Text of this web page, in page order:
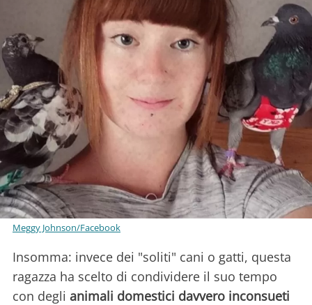
Meggy Johnson/Facebook
Insomma: invece dei "soliti" cani o gatti, questa
ragazza ha scelto di condividere il suo tempo
con degli animali domestici davvero inconsueti